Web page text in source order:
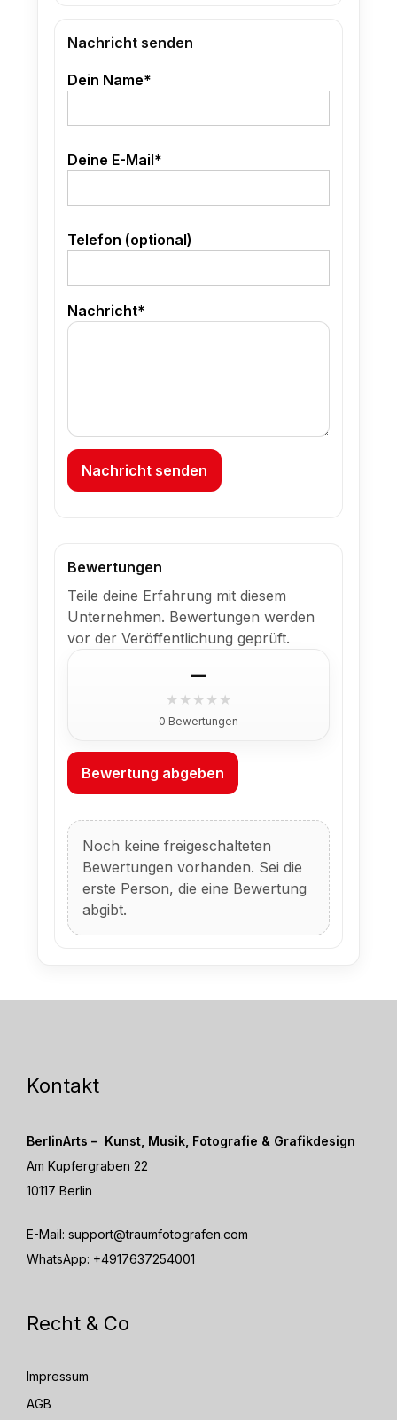
Nachricht senden
Dein Name*
Deine E-Mail*
Telefon (optional)
Nachricht*
Nachricht senden
Bewertungen
Teile deine Erfahrung mit diesem
Unternehmen. Bewertungen werden
vor der Veröffentlichung geprüft.
–
★ ★ ★ ★ ★
0 Bewertungen
Bewertung abgeben
Noch keine freigeschalteten
Bewertungen vorhanden. Sei die
erste Person, die eine Bewertung
abgibt.
Kontakt
BerlinArts – Kunst, Musik, Fotografie & Grafikdesign
Am Kupfergraben 22
10117 Berlin
E-Mail: support@traumfotografen.com
WhatsApp: +4917637254001
Recht & Co
Impressum
AGB